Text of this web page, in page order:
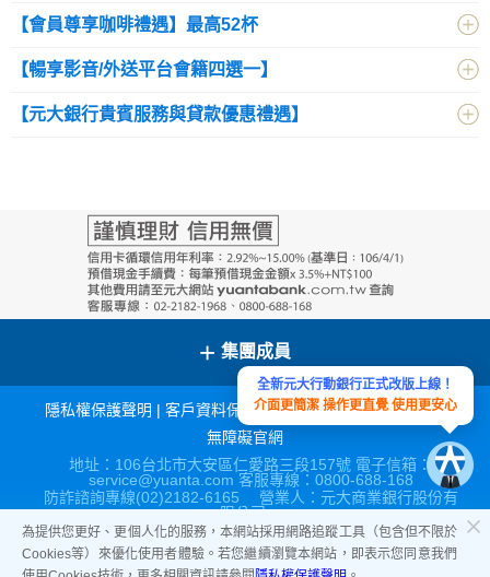
為提供您更好、更個人化的服務，本網站採用網路追蹤工具（包含但不限於
Cookies等）來優化使用者體驗。若您繼續瀏覽本網站，即表示您同意我們
【會員尊享咖啡禮遇】最高52杯
【暢享影音/外送平台會籍四選一】
【元大銀行貴賓服務與貸款優惠禮遇】
+ 集團成員
隱私權保護聲明 | 客戶資料保密措施|宣導連結|網站導覽|
無障礙官網
地址：106台北市大安區仁愛路三段157號 電子信箱：
service@yuanta.com 客服專線：0800-688-168
防詐諮詢專線(02)2182-6165 營業人：元大商業銀行股份有
限公司
營利事業統一編號：86517315
全新元大行動銀行正式改版上線！
介面更簡潔 操作更直覺 使用更安心